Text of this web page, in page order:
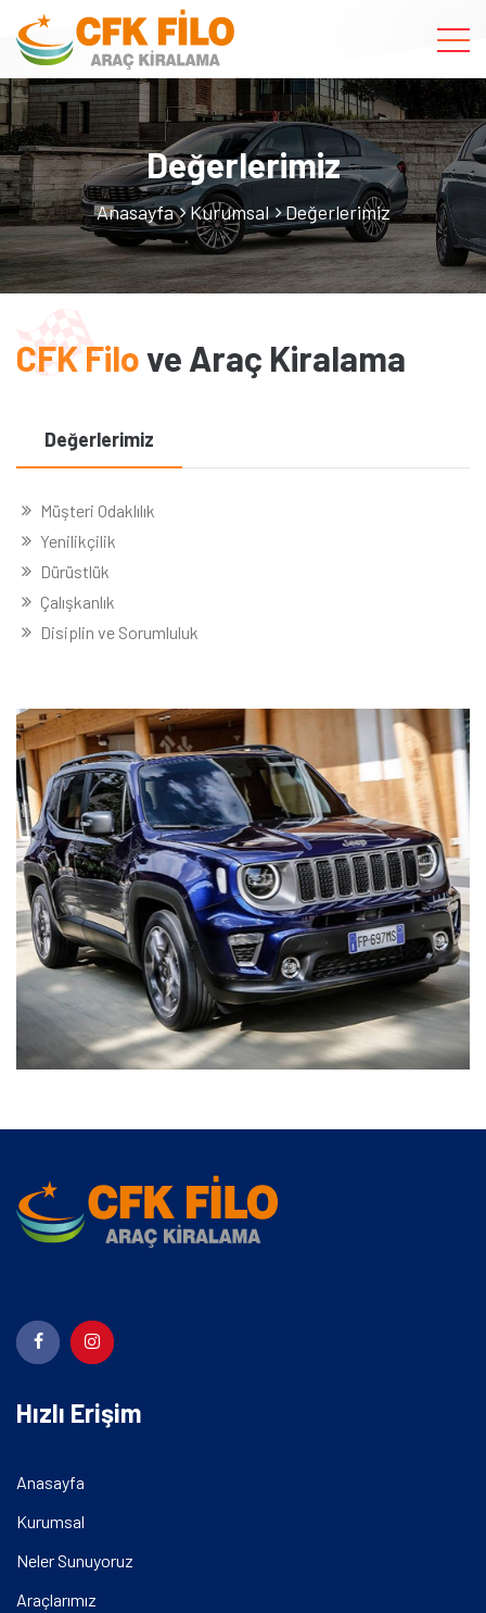
Değerlerimiz
Anasayfa Kurumsal Değerlerimiz
CFK Filove Araç Kiralama
Değerlerimiz
Müşteri Odaklılık
Yenilikçilik
Dürüstlük
Çalışkanlık
Disiplin ve Sorumluluk
Hızlı Erişim
Anasayfa
Kurumsal
Neler Sunuyoruz
Araçlarımız